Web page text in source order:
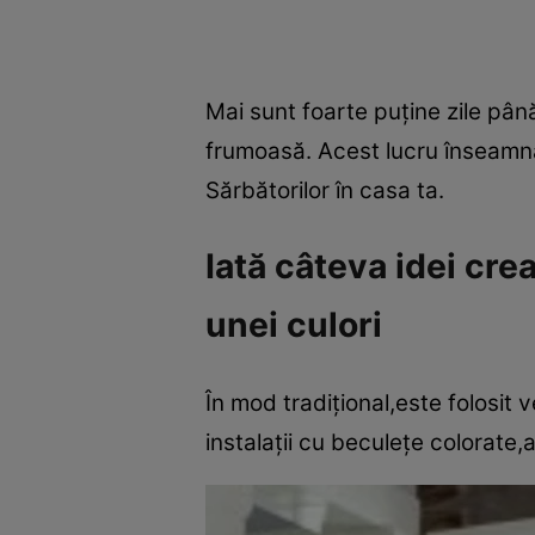
Mai sunt foarte puţine zile
frumoasă. Acest lucru
Sărbătorilor în casa ta.
Iată câteva idei
unei culori
În mod tradiţional,este folosit
instalaţii cu beculeţe